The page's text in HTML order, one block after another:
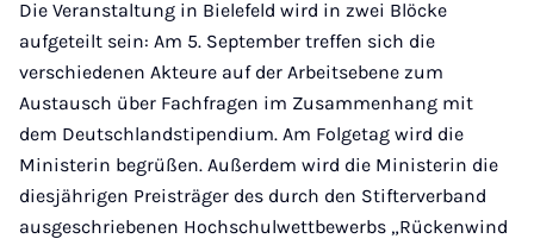
Die Veranstaltung in Bielefeld wird in zwei Blöcke
aufgeteilt sein: Am 5. September treffen sich die
verschiedenen Akteure auf der Arbeitsebene zum
Austausch über Fachfragen im Zusammenhang mit
dem Deutschlandstipendium. Am Folgetag wird die
Ministerin begrüßen. Außerdem wird die Ministerin die
diesjährigen Preisträger des durch den Stifterverband
ausgeschriebenen Hochschulwettbewerbs „Rückenwind